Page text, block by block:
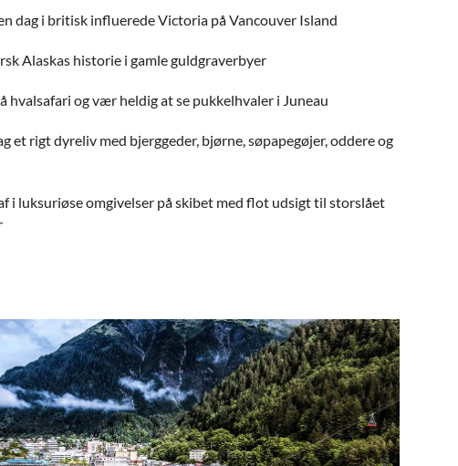
dag i britisk influerede Victoria på Vancouver Island
Alaskas historie i gamle guldgraverbyer
hvalsafari og vær heldig at se pukkelhvaler i Juneau
et rigt dyreliv med bjerggeder, bjørne, søpapegøjer, oddere og
i luksuriøse omgivelser på skibet med flot udsigt til storslået